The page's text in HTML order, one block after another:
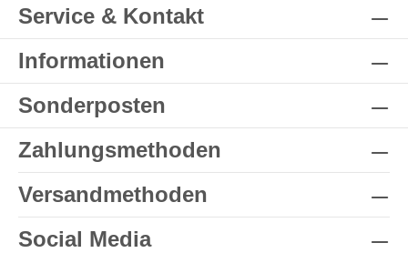
Service & Kontakt
Informationen
Sonderposten
Zahlungsmethoden
Versandmethoden
Social Media